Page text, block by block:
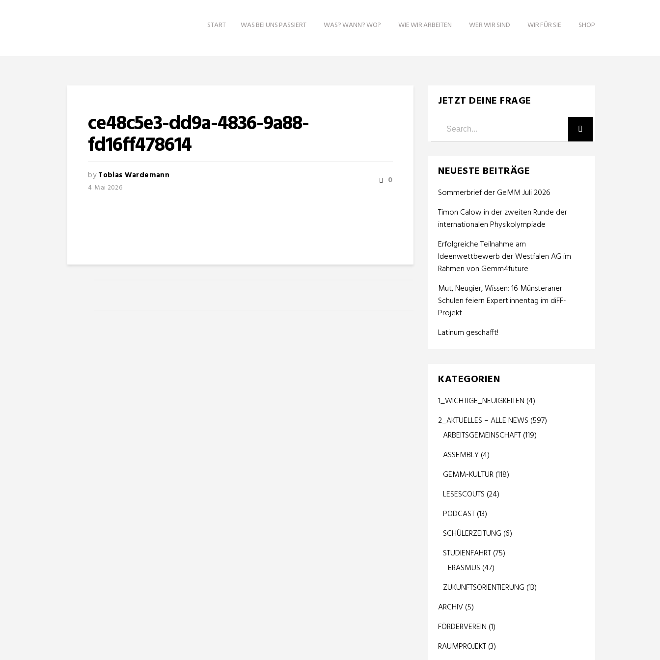
START WAS BEI UNS PASSIERT WAS? WANN? WO? WIE WIR ARBEITEN WER WIR SIND WIR FÜR SIE SHOP
ce48c5e3-dd9a-4836-9a88-
fd16ff478614
byTobias Wardemann
4. Mai 2026
0
JETZT DEINE FRAGE
NEUESTE BEITRÄGE
Sommerbrief der GeMM Juli 2026
Timon Calow in der zweiten Runde der
internationalen Physikolympiade
Erfolgreiche Teilnahme am
Ideenwettbewerb der Westfalen AG im
Rahmen von Gemm4future
Mut, Neugier, Wissen: 16 Münsteraner
Schulen feiern Expert:innentag im diFF-
Projekt
Latinum geschafft!
KATEGORIEN
1_WICHTIGE_NEUIGKEITEN (4)
2_AKTUELLES – ALLE NEWS (597)
ARBEITSGEMEINSCHAFT(119)
ASSEMBLY(4)
GEMM-KULTUR(118)
LESESCOUTS (24)
PODCAST(13)
SCHÜLERZEITUNG (6)
STUDIENFAHRT(75)
ERASMUS (47)
ZUKUNFTSORIENTIERUNG (13)
ARCHIV(5)
FÖRDERVEREIN (1)
RAUMPROJEKT(3)